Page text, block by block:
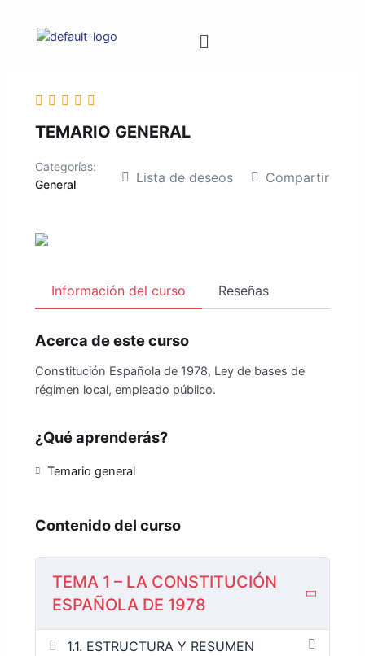
TEMARIO GENERAL
Categorías:
General
Lista de deseos Compartir
Información del curso Reseñas
Acerca de este curso
Constitución Española de 1978, Ley de bases de
régimen local, empleado público.
¿Qué aprenderás?
Temario general
Contenido del curso
TEMA 1 – LA CONSTITUCIÓN
ESPAÑOLA DE 1978
1.1. ESTRUCTURA Y RESUMEN